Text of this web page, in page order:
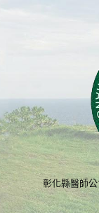
彰化縣醫師